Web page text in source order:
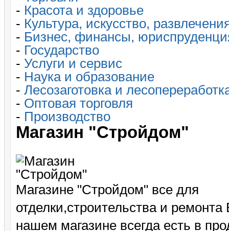
- Красота и здоровье
- Культура, искусство,
- Бизнес, финансы,
- Государство
- Услуги и сервис
- Наука и образование
- Лесозаготовка и
- Оптовая торговля
- Производство
Магазин "Стройдом"
Магазине "Стройдом" все для
отделки,строительства и ремонта
нашем магазине всегда есть в